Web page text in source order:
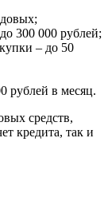
300 000 рублей;
‒ до 50
рублей в месяц.
средств,
кредита, так и